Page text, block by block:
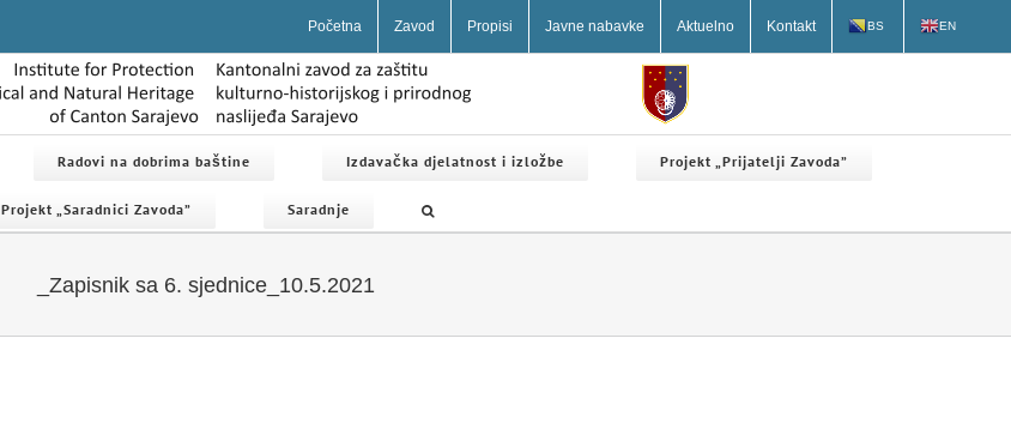
Početna Zavod Propisi Javne nabavke Aktuelno Kontakt BS EN
Radovi na dobrima baštine Izdavačka djelatnost i izložbe Projekt „Prijatelji Zavoda”
Projekt „Saradnici Zavoda” Saradnje
_Zapisnik sa 6. sjednice_10.5.2021